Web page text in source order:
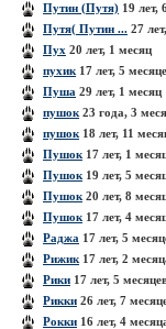
Путин (Путя) 19 лет,
Путя( Путин ... 27
Пух 20 лет, 1 месяц
пухик 17 лет, 5
Пуша 29 лет, 1 месяц
пушок 23 года, 3
пушок 18 лет, 11
Пушок 17 лет, 1
Пушок 19 лет, 5
Пушок 20 лет, 8
Пушок 17 лет, 4
Раджа 17 лет, 5
Рижик 17 лет, 2
Рики 17 лет, 5
Рикки 26 лет, 7
Рокки 16 лет, 4